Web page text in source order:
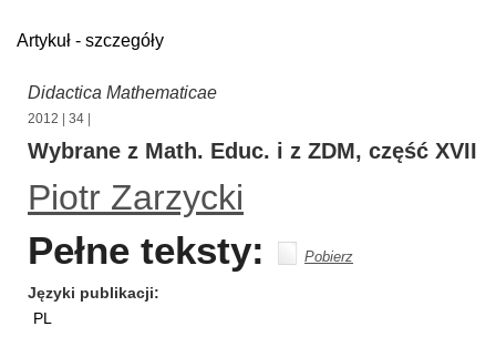
Artykuł - szczegóły
Didactica Mathematicae
2012 34
Wybrane z Math. Educ. i z ZDM, część XVII
Piotr Zarzycki
Pełne teksty: Pobierz
Języki publikacji
PL